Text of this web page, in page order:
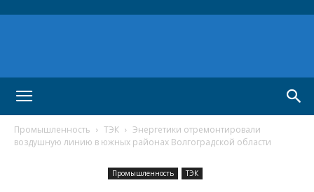
Промышленность ТЭК
Энергетики отремонтировали
воздушную линию в южных районах Волгоградской области
Промышленность ТЭК